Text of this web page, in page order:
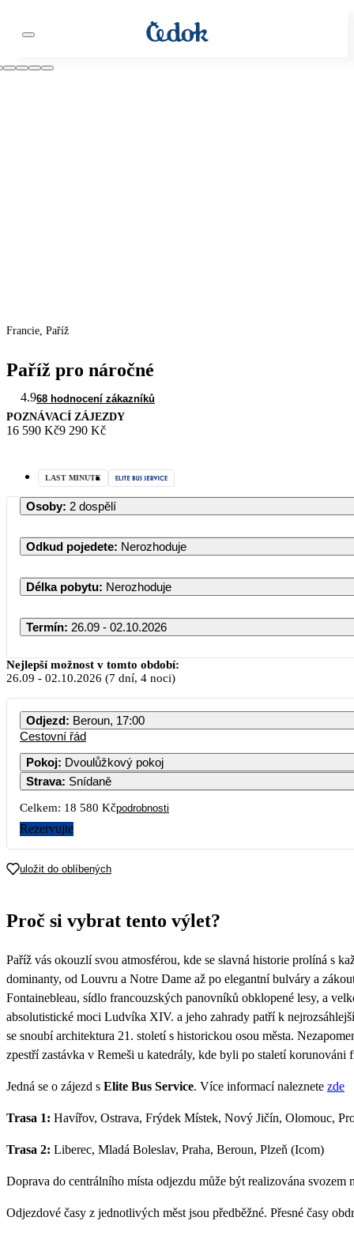
Francie, Paříž
Paříž pro náročné
4.968 hodnocení zákazníků
POZNÁVACÍ ZÁJEZDY
16 590 Kč9 290 Kč
LAST MINUTE
Osoby: 2 dospělí
Odkud pojedete: Nerozhoduje
Délka pobytu: Nerozhoduje
Termín: 26.09 - 02.10.2026
Nejlepší možnost v tomto období:
26.09 - 02.10.2026 (7 dní, 4 noci)
Odjezd: Beroun, 17:00
Cestovní řád
Pokoj: Dvoulůžkový pokoj
Strava: Snídaně
Celkem: 18 580 Kčpodrobnosti
Rezervujte
uložit do oblíbených
Proč si vybrat tento výlet?
Paříž vás okouzlí svou atmosférou, kde se slavná historie prolíná s
dominanty, od Louvru a Notre Dame až po elegantní bulváry a
Fontainebleau, sídlo francouzských panovníků obklopené lesy, a
absolutistické moci Ludvíka XIV. a jeho zahrady patří k
se snoubí architektura 21. století s historickou osou města.
zpestří zastávka v Remeši u katedrály, kde byli po staletí korunováni
Jedná se o zájezd s Elite Bus Service. Více informací naleznete zde
Trasa 1: Havířov, Ostrava, Frýdek Místek, Nový Jičín, Olomouc,
Trasa 2: Liberec, Mladá Boleslav, Praha, Beroun, Plzeň (Icom)
Doprava do centrálního místa odjezdu může být realizována
Odjezdové časy z jednotlivých měst jsou předběžné. Přesné časy